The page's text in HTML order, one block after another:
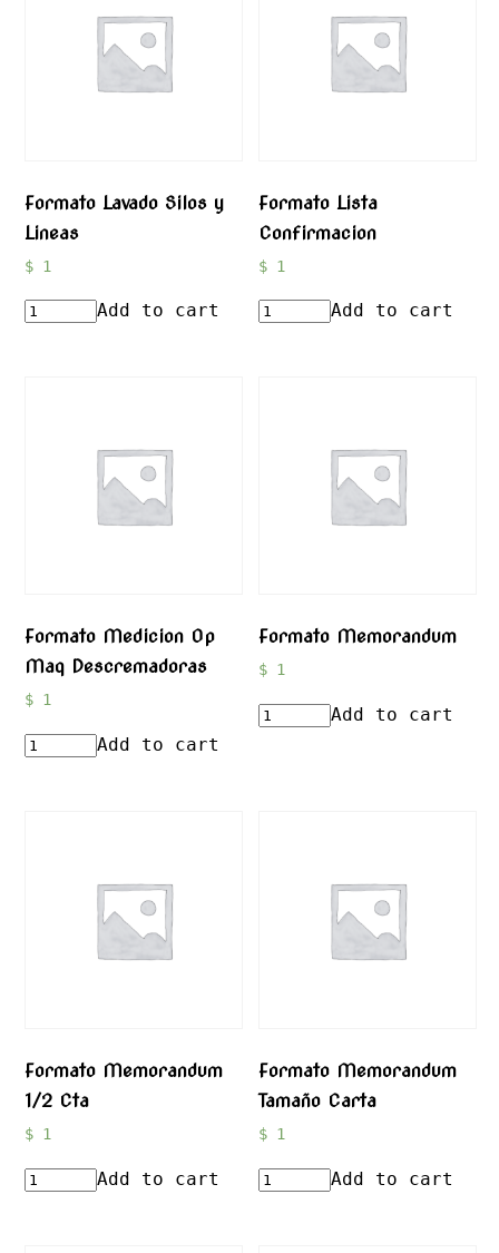
Formato Lavado Silos y
Lineas
$1
Add to cart
Formato Lista
Confirmacion
$ 1
Add to cart
Formato Medicion Op
Maq Descremadoras
$1
Add to cart
Formato Memorandum
$ 1
Add to cart
Formato Memorandum
1/2 Cta
$1
Add to cart
Formato Memorandum
Tamaño Carta
$ 1
Add to cart